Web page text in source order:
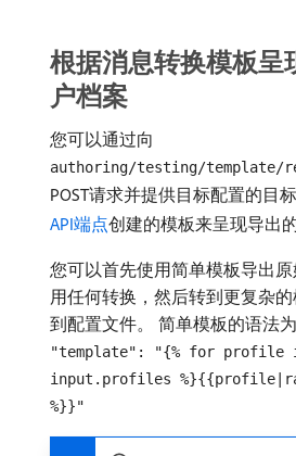
根据消息转换模板呈
户档案
您可以通过向
authoring/testing/template/
POST请求并提供目标配置的目
API端点创建的模板来呈现导出
您可以首先使用简单模板导出
用任何转换，然后转到更复杂
到配置文件。 简单模板的语法为
"template": "{% for profile
input.profiles
%}}"